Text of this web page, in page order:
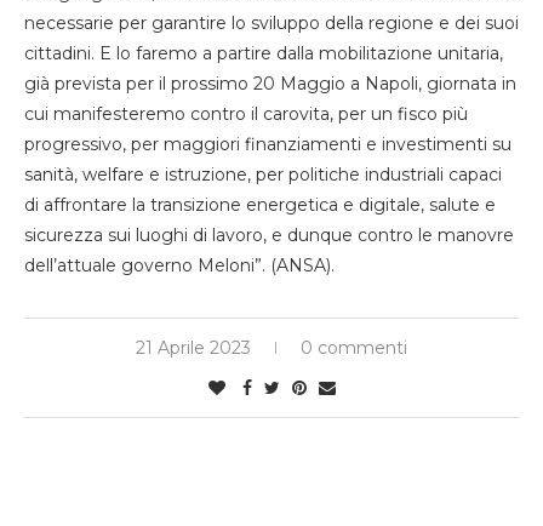
necessarie per garantire lo sviluppo della regione e dei suoi
cittadini. E lo faremo a partire dalla mobilitazione unitaria,
già prevista per il prossimo 20 Maggio a Napoli, giornata in
cui manifesteremo contro il carovita, per un fisco più
progressivo, per maggiori finanziamenti e investimenti su
sanità, welfare e istruzione, per politiche industriali capaci
di affrontare la transizione energetica e digitale, salute e
sicurezza sui luoghi di lavoro, e dunque contro le manovre
dell’attuale governo Meloni”. (ANSA).
21 Aprile 2023 0 commenti